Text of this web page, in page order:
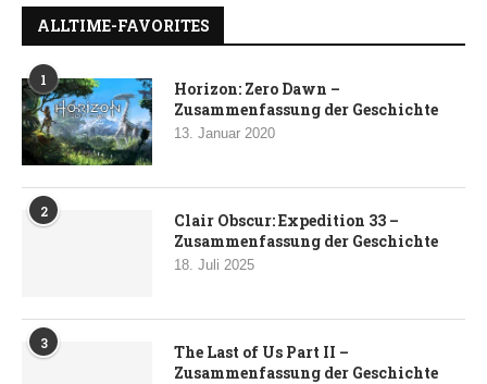
ALLTIME-FAVORITES
1
Horizon: Zero Dawn –
Zusammenfassung der Geschichte
13. Januar 2020
2
Clair Obscur: Expedition 33 –
Zusammenfassung der Geschichte
18. Juli 2025
3
The Last of Us Part II –
Zusammenfassung der Geschichte